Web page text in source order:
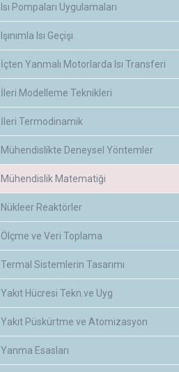
Isı Pompaları Uygulamaları
Işınımla Isı Geçişi
İçten Yanmalı Motorlarda Isı Transferi
İleri Modelleme Teknikleri
İleri Termodinamik
Mühendislikte Deneysel Yöntemler
Mühendislik Matematiği
Nükleer Reaktörler
Ölçme ve Veri Toplama
Termal Sistemlerin Tasarımı
Yakıt Hücresi Tekn.ve Uyg
Yakıt Püskürtme ve Atomizasyon
Yanma Esasları